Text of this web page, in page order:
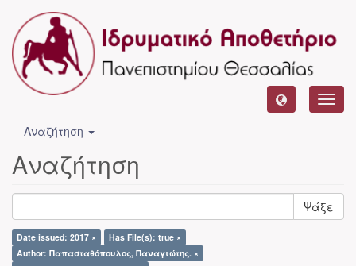
Αναζήτηση
Αναζήτηση
Ψάξε
Date issued: 2017 ×
Has File(s): true ×
Author: Παπασταθόπουλος, Παναγιώτης. ×